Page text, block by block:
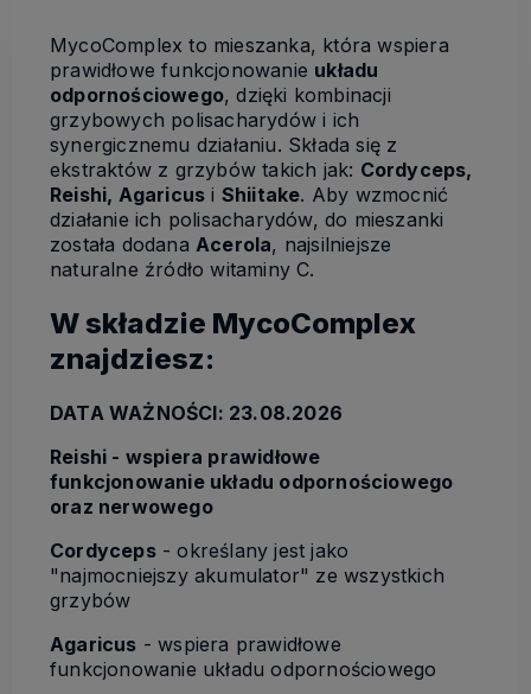
MycoComplex to mieszanka, która wspiera
prawidłowe funkcjonowanie układu
odpornościowego, dzięki kombinacji
grzybowych polisacharydów i ich
synergicznemu działaniu. Składa się z
ekstraktów z grzybów takich jak: Cordyceps,
Reishi, Agaricus i Shiitake. Aby wzmocnić
działanie ich polisacharydów, do mieszanki
została dodana Acerola, najsilniejsze
naturalne źródło witaminy C.
W składzie MycoComplex
znajdziesz:
DATA WAŻNOŚCI: 23.08.2026
Reishi - wspiera prawidłowe
funkcjonowanie układu odpornościowego
oraz nerwowego
Cordyceps- określany jest jako
"najmocniejszy akumulator" ze wszystkich
grzybów
Agaricus - wspiera prawidłowe
funkcjonowanie układu odpornościowego